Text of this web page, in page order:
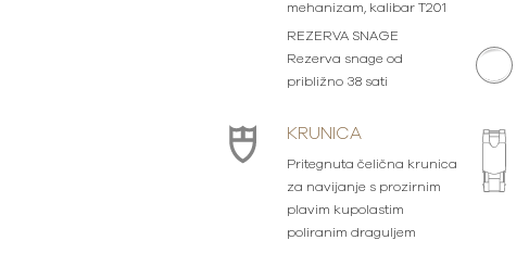
mehanizam, kalibar T201
REZERVA SNAGE
Rezerva snage od
približno 38 sati
KRUNICA
Pritegnuta čelična krunica
za navijanje s prozirnim
plavim kupolastim
poliranim draguljem